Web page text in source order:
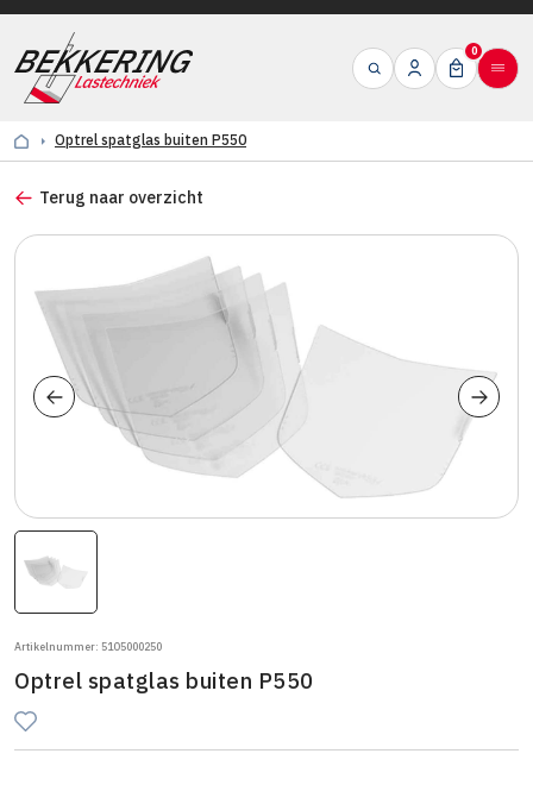
0
Optrel spatglas buiten P550
Terug naar overzicht
Artikelnummer: 51O5000250
Optrel spatglas buiten P550